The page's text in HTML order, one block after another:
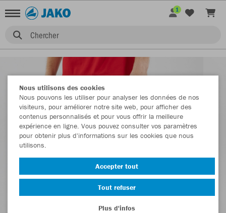
Chercher
1
Nous utilisons des cookies
Nous pouvons les utiliser pour analyser les données de nos
visiteurs, pour améliorer notre site web, pour afficher des
contenus personnalisés et pour vous offrir la meilleure
expérience en ligne. Vous pouvez consulter vos paramètres
pour obtenir plus d'informations sur les cookies que nous
utilisons.
Accepter tout
Tout refuser
Plus d'infos